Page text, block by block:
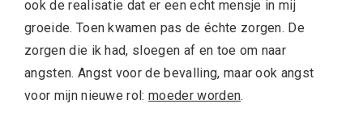
ook de realisatie dat er een echt mensje in mij
groeide. Toen kwamen pas de échte zorgen. De
zorgen die ik had, sloegen af en toe om naar
angsten. Angst voor de bevalling, maar ook angst
voor mijn nieuwe rol:moeder worden.